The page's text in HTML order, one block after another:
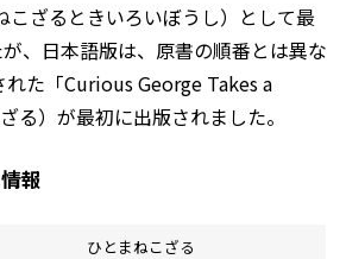
こざるときいろいぼうし）として最
、日本語版は、原書の順番とは異な
れた「Curious George Takes a
る）が最初に出版されました。
報
ひとまねこざる